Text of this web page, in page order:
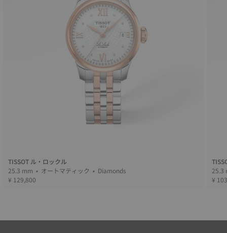
TISSOT ル・ロックル
25.3 mm • オートマティック • Diamonds
¥ 129,800
¥